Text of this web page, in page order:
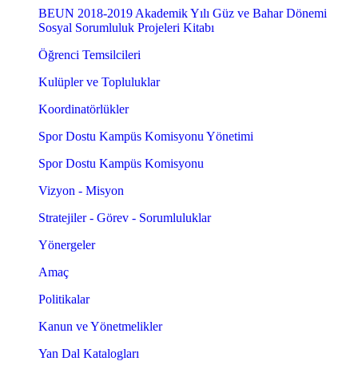
BEUN 2018-2019 Akademik Yılı Güz ve Bahar Dönemi
Sosyal Sorumluluk Projeleri Kitabı
Öğrenci Temsilcileri
Kulüpler ve Topluluklar
Koordinatörlükler
Spor Dostu Kampüs Komisyonu Yönetimi
Spor Dostu Kampüs Komisyonu
Vizyon - Misyon
Stratejiler - Görev - Sorumluluklar
Yönergeler
Amaç
Politikalar
Kanun ve Yönetmelikler
Yan Dal Katalogları